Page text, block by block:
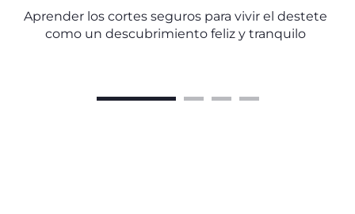
SERVIRLOS DE FORMA SEGURA
Aprender los cortes seguros para vivir el destete
como un descubrimiento feliz y tranquilo